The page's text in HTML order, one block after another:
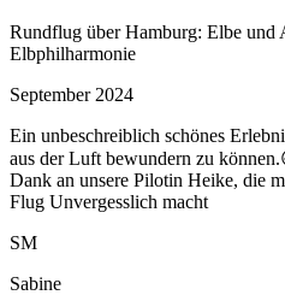
Rundflug über Hamburg: Elbe und
Elbphilharmonie
September 2024
Ein unbeschreiblich schönes
aus der Luft bewundern zu
Dank an unsere Pilotin Heike, die
Flug Unvergesslich macht
SM
Sabine